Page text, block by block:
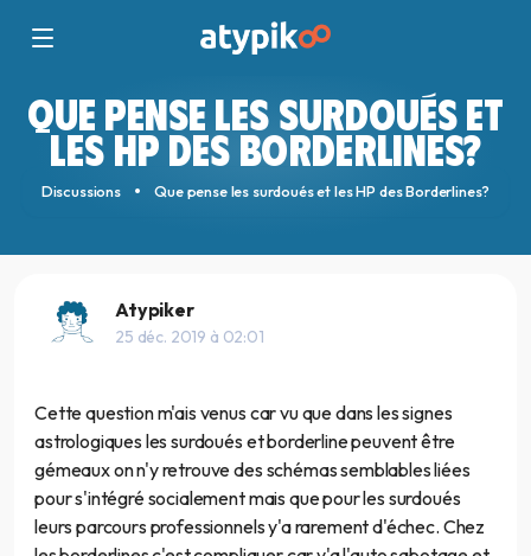
QUE PENSE LES SURDOUÉS ET
LES HP DES BORDERLINES?
Discussions Que pense les surdoués et les HP des Borderlines?
Atypiker
25 déc. 2019 à 02:01
Cette question m'ais venus car vu que dans les signes
astrologiques les surdoués et borderline peuvent être
gémeaux on n'y retrouve des schémas semblables liées
pour s'intégré socialement mais que pour les surdoués
leurs parcours professionnels y'a rarement d'échec. Chez